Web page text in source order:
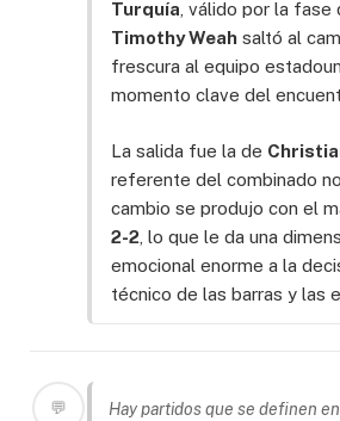
Turquía , válido por la fase
Timothy Weah saltó al
frescura al equipo
momento clave del
La salida fue la de
referente del combinado
cambio se produjo con el
2-2 , lo que le da una
emocional enorme a la
técnico de las barras y las
💬
Hay partidos que se definen